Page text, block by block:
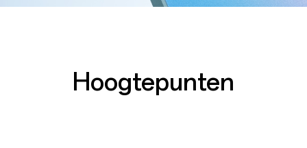
Hoogtepunten